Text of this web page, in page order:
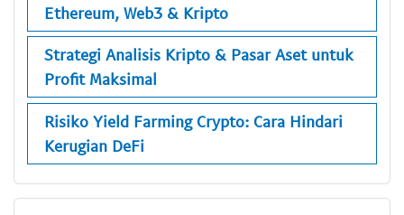
Ethereum, Web3 & Kripto
Strategi Analisis Kripto & Pasar Aset untuk
Profit Maksimal
Risiko Yield Farming Crypto: Cara Hindari
Kerugian DeFi